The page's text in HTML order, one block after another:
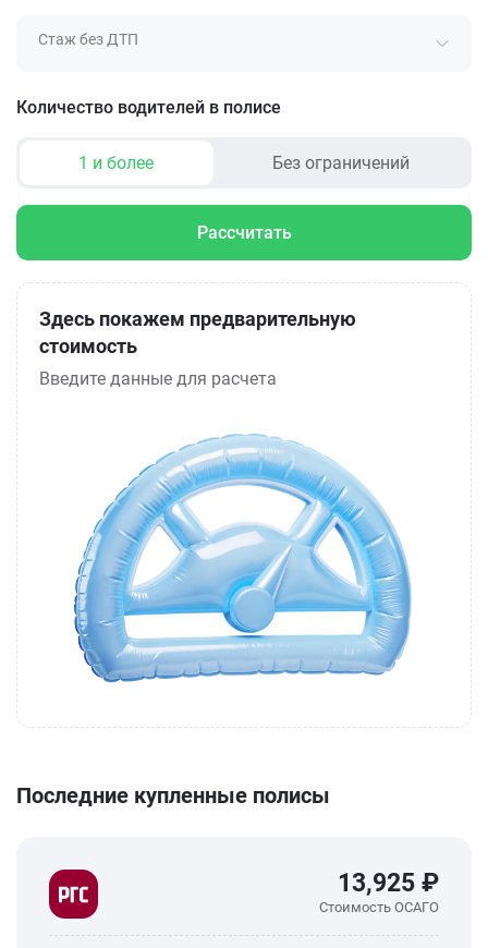
Стаж без ДТП
Количество водителей в полисе
1 и более Без ограничений
Рассчитать
Здесь покажем предварительную
стоимость
Введите данные для расчета
Последние купленные полисы
13,925 ₽
Стоимость ОСАГО